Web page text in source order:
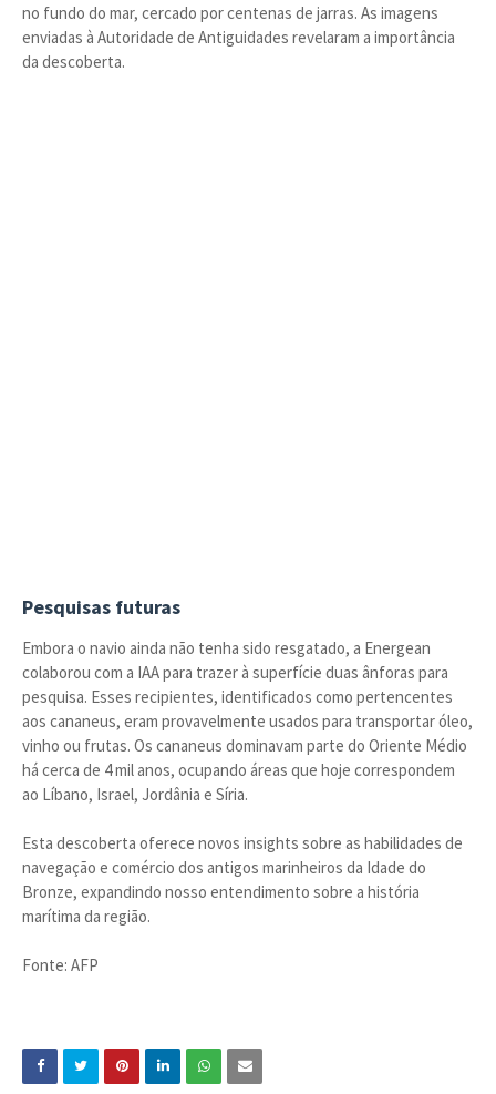
no fundo do mar, cercado por centenas de jarras. As imagens
enviadas à Autoridade de Antiguidades revelaram a importância
da descoberta.
Pesquisas futuras
Embora o navio ainda não tenha sido resgatado, a Energean
colaborou com a IAA para trazer à superfície duas ânforas para
pesquisa. Esses recipientes, identificados como pertencentes
aos cananeus, eram provavelmente usados para transportar óleo,
vinho ou frutas. Os cananeus dominavam parte do Oriente Médio
há cerca de 4 mil anos, ocupando áreas que hoje correspondem
ao Líbano, Israel, Jordânia e Síria.
Esta descoberta oferece novos insights sobre as habilidades de
navegação e comércio dos antigos marinheiros da Idade do
Bronze, expandindo nosso entendimento sobre a história
marítima da região.
Fonte: AFP